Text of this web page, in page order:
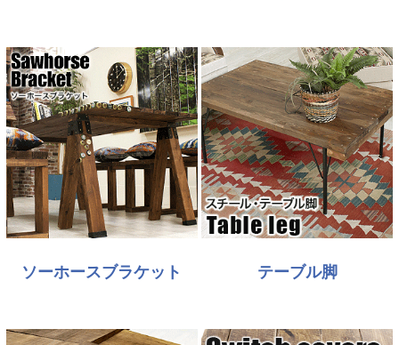
ソーホースブラケット テーブル脚